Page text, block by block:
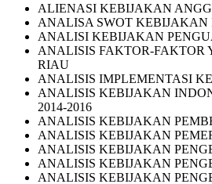
ALIENASI KEBIJAKAN
ANALISA SWOT
ANALISI KEBIJAKAN
ANALISIS FAKTOR-FAKTOR
RIAU
ANALISIS IMPLEMENTASI
ANALISIS KEBIJAKAN
2014-2016
ANALISIS KEBIJAKAN
ANALISIS KEBIJAKAN
ANALISIS KEBIJAKAN
ANALISIS KEBIJAKAN
ANALISIS KEBIJAKAN